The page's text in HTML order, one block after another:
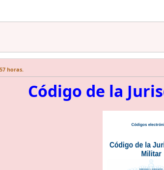
horas.
Código de la